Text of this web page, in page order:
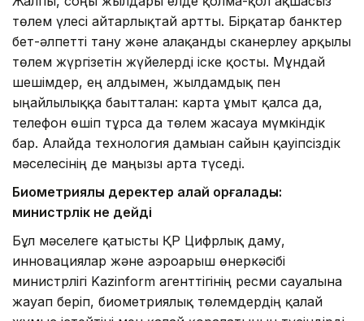
төлем үлесі айтарлықтай артты. Бірқатар банктер
бет-әлпетті тану және алақанды сканерлеу арқылы
төлем жүргізетін жүйелерді іске қосты. Мұндай
шешімдер, ең алдымен, жылдамдық пен
ыңғайлылыққа бағытталған: карта ұмыт қалса да,
телефон өшіп тұрса да төлем жасауға мүмкіндік
бар. Алайда технология дамыған сайын қауіпсіздік
мәселесінің де маңызы арта түседі.
Биометриялық деректер қалай қорғалады:
министрлік не дейді
Бұл мәселеге қатысты ҚР Цифрлық даму,
инновациялар және аэроғарыш өнеркәсібі
министрлігі Kazinform агенттігінің ресми сауалына
жауап беріп, биометриялық төлемдердің қалай